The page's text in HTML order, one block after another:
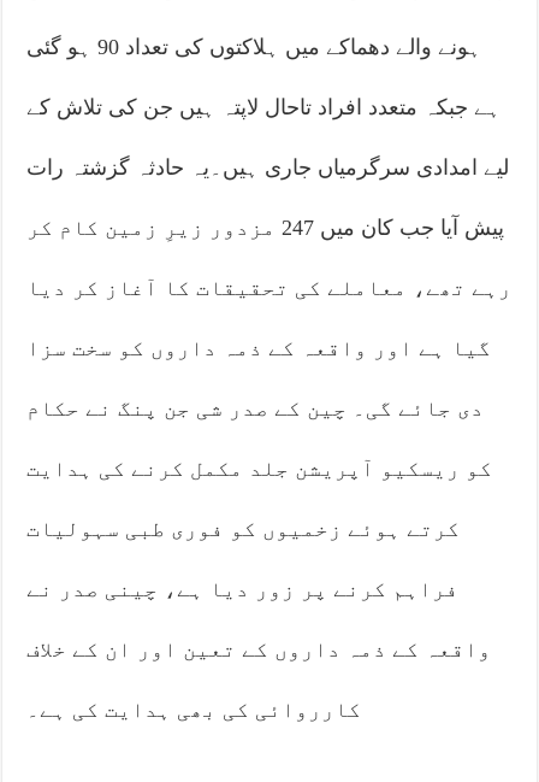
ہونے والے دھماکے میں ہلاکتوں کی تعداد 90 ہو گئی
ہے جبکہ متعدد افراد تاحال لاپتہ ہیں جن کی تلاش کے
لیے امدادی سرگرمیاں جاری ہیں۔یہ حادثہ گزشتہ رات
پیش آیا جب کان میں 247 مزدور زیرِ زمین کام کر
رہے تھے، معاملے کی تحقیقات کا آغاز کر دیا
گیا ہے اور واقعہ کے ذمہ داروں کو سخت سزا
دی جائے گی۔ چین کے صدر شی جن پنگ نے حکام
کو ریسکیو آپریشن جلد مکمل کرنے کی ہدایت
کرتے ہوئے زخمیوں کو فوری طبی سہولیات
فراہم کرنے پر زور دیا ہے، چینی صدر نے
واقعہ کے ذمہ داروں کے تعین اور ان کے خلاف
کارروائی کی بھی ہدایت کی ہے۔